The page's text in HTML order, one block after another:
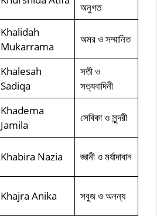
অনুগত
Khalidah
Mukarrama
অমর ও সম্মানিত
Khalesah
Sadiqa
সতী ও
সত্যবাদিনী
Khadema
Jamila
সেবিকা ও সুন্দরী
Khabira Nazia জ্ঞানী ও মর্যাদাবান
Khajra Anika সবুজ ও অনন্য